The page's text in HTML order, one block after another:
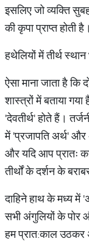
इसलिए जो व्यक्ति
की कृपा प्राप्त होती है।
हथेलियों में तीर्थ स्थान
ऐसा माना जाता है कि
शास्त्रों में बताया
'देवतीर्थ' होते हैं।
में 'प्रजापति अर्थ' और
और यदि आप प्रातः
तीर्थों के दर्शन के
दाहिने हाथ के मध्य में
सभी अंगुलियों के पोर
हम प्रात:काल उठकर